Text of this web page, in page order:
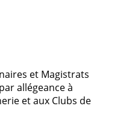
et Magistrats
allégeance à
et aux Clubs de